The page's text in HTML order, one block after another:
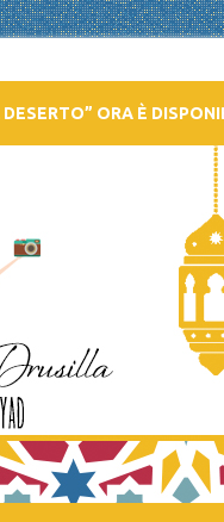
ORA È